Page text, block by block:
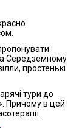
Середземному
простенькі
тури до
Причому в цей